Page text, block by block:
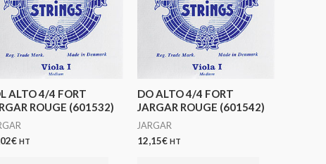
ALTO 4/4 FORT
ROUGE (601532)
€ HT
DO ALTO 4/4 FORT
JARGAR ROUGE (601542)
JARGAR
12,15€ HT